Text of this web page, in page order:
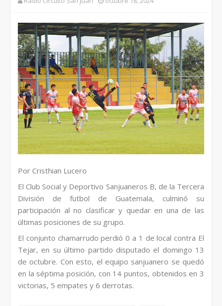
Por Cristhian Lucero
El Club Social y Deportivo Sanjuaneros B, de la Tercera
División de futbol de Guatemala, culminó su
participación al no clasificar y quedar en una de las
últimas posiciones de su grupo.
El conjunto chamarrudo perdió 0 a 1 de local contra El
Tejar, en su último partido disputado el domingo 13
de octubre. Con esto, el equipo sanjuanero se quedó
en la séptima posición, con 14 puntos, obtenidos en 3
victorias, 5 empates y 6 derrotas.